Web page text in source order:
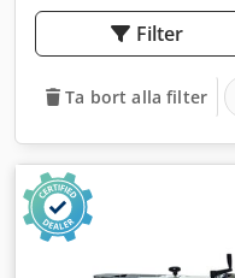
Filter
Ta bort alla filter